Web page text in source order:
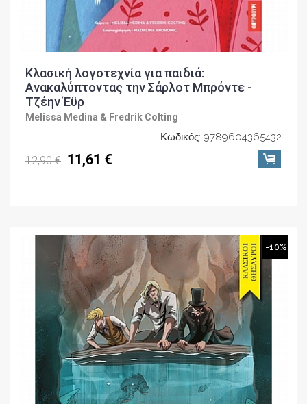
Κλασική λογοτεχνία για παιδιά:
Ανακαλύπτοντας την Σάρλοτ Μπρόντε -
Τζέην Έϋρ
Melissa Medina & Fredrik Colting
Κωδικός: 9789604365432
12,90 € 11,61 €
-10%